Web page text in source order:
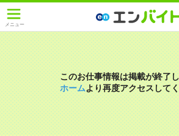
メニュー
このお仕事情報は掲載が終了し
ホームより再度アクセスしてく